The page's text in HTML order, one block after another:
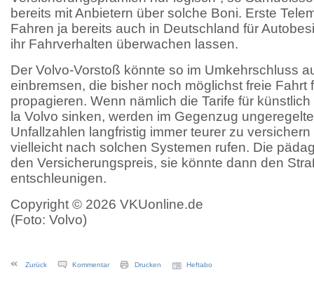
bereits mit Anbietern über solche Boni. Erste
Fahren ja bereits auch in Deutschland für
ihr Fahrverhalten überwachen lassen.
Der Volvo-Vorstoß könnte so im Umkehrschluss
einbremsen, die bisher noch möglichst freie Fahrt
propagieren. Wenn nämlich die Tarife für
la Volvo sinken, werden im Gegenzug
Unfallzahlen langfristig immer teurer zu
vielleicht nach solchen Systemen rufen. Die
den Versicherungspreis, sie könnte dann den
entschleunigen.
Copyright © 2026 VKUonline.de
(Foto: Volvo)
Zurück Kommentar Drucken Heftabo